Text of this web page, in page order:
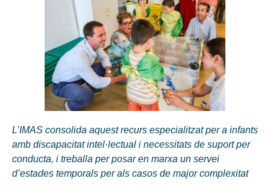
L’IMAS consolida aquest recurs especialitzat per a infants
amb discapacitat intel·lectual i necessitats de suport per
conducta, i treballa per posar en marxa un servei
d’estades temporals per als casos de major complexitat